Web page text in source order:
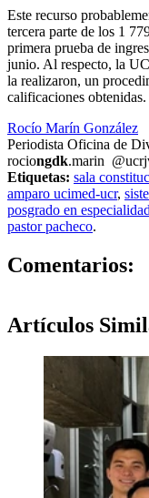
Este recurso
tercera parte de los 1
primera prueba de
junio. Al respecto, la
la realizaron, un
calificaciones obtenidas.
Rocío Marín González
Periodista Oficina de
rociongdk.marin @ucr
Etiquetas: sala
amparo ucimed-ucr,
posgrado en
pastor pacheco.
Comentarios:
Artículos